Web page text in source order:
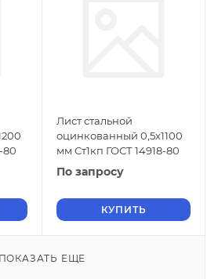
80
Лист стальной
оцинкованный 0,5х1100
мм Ст1кп ГОСТ 14918-80
По запросу
КУПИТЬ
ПОКАЗАТЬ ЕЩЕ